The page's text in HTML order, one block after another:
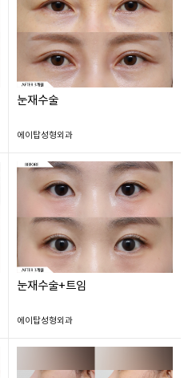
눈재수술
에이탑성형외과
눈재수술+트임
에이탑성형외과